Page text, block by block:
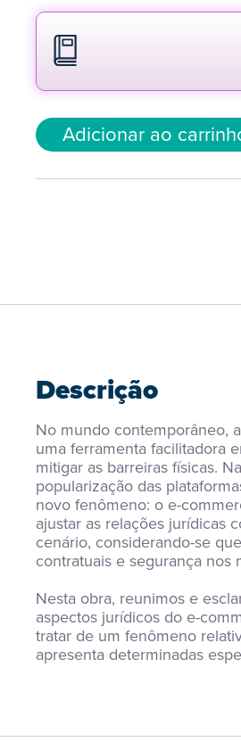
Adicionar ao
Descrição
No mundo contemporâneo,
uma ferramenta facilitadora
mitigar as barreiras físicas.
popularização das
novo fenômeno: o e-
ajustar as relações jurídicas
cenário, considerando-se
contratuais e segurança nos
Nesta obra, reunimos e
aspectos jurídicos do e-
tratar de um fenômeno
apresenta determinadas